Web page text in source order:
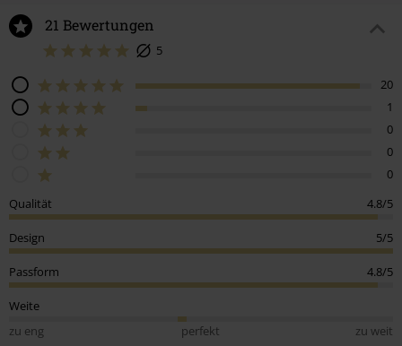
21 Bewertungen
5
20
1
0
0
0
Qualität
4.8/5
Design 5/5
Passform 4.8/5
Weite
zu eng
perfekt
zu weit